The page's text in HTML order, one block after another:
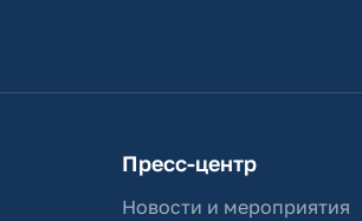
Пресс-центр
Новости и мероприятия